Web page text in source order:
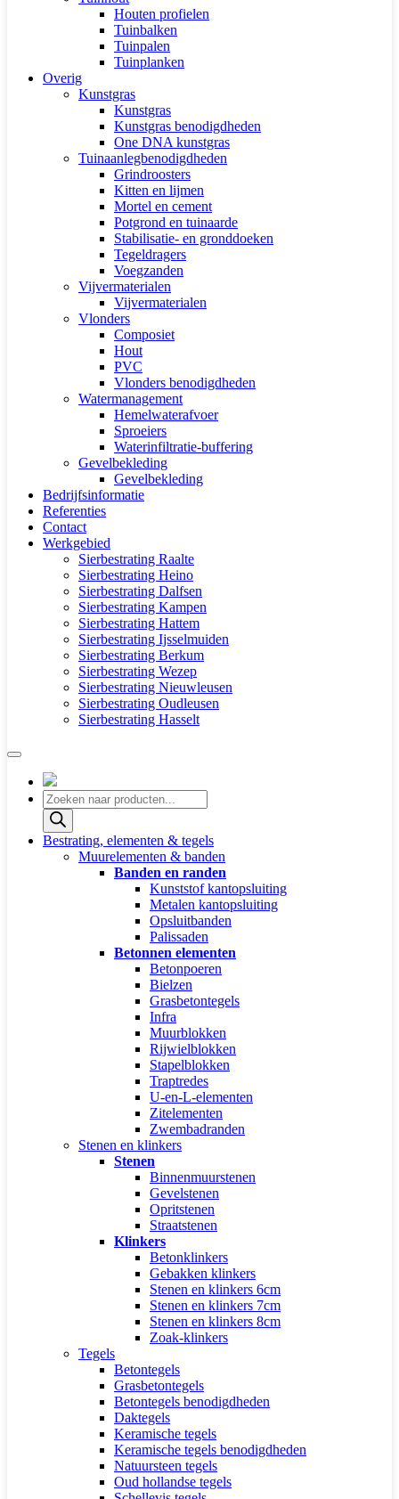
Houten profielen
Tuinbalken
Tuinpalen
Tuinplanken
Overig
Kunstgras
Kunstgras
Kunstgras benodigdheden
One DNA kunstgras
Tuinaanlegbenodigdheden
Grindroosters
Kitten en lijmen
Mortel en cement
Potgrond en tuinaarde
Stabilisatie- en gronddoeken
Tegeldragers
Voegzanden
Vijvermaterialen
Vijvermaterialen
Vlonders
Composiet
Hout
PVC
Vlonders benodigdheden
Watermanagement
Hemelwaterafvoer
Sproeiers
Waterinfiltratie-buffering
Gevelbekleding
Gevelbekleding
Bedrijfsinformatie
Referenties
Contact
Werkgebied
Sierbestrating Raalte
Sierbestrating Heino
Sierbestrating Dalfsen
Sierbestrating Kampen
Sierbestrating Hattem
Sierbestrating Ijsselmuiden
Sierbestrating Berkum
Sierbestrating Wezep
Sierbestrating Nieuwleusen
Sierbestrating Oudleusen
Sierbestrating Hasselt
Producten
zoeken
Bestrating, elementen & tegels
Muurelementen & banden
Banden en randen
Kunststof kantopsluiting
Metalen kantopsluiting
Opsluitbanden
Palissaden
Betonnen elementen
Betonpoeren
Bielzen
Grasbetontegels
Infra
Muurblokken
Rijwielblokken
Stapelblokken
Traptredes
U-en-L-elementen
Zitelementen
Zwembadranden
Stenen en klinkers
Stenen
Binnenmuurstenen
Gevelstenen
Opritstenen
Straatstenen
Klinkers
Betonklinkers
Gebakken klinkers
Stenen en klinkers 6cm
Stenen en klinkers 7cm
Stenen en klinkers 8cm
Zoak-klinkers
Tegels
Betontegels
Grasbetontegels
Betontegels benodigdheden
Daktegels
Keramische tegels
Keramische tegels benodigdheden
Natuursteen tegels
Oud hollandse tegels